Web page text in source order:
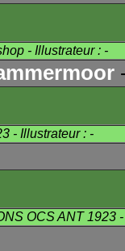
- Illustrateur : -
- Illustrateur : -
OCS ANT 1923